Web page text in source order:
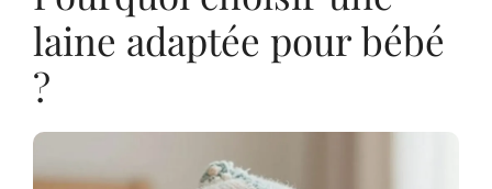
laine adaptée pour bébé
?